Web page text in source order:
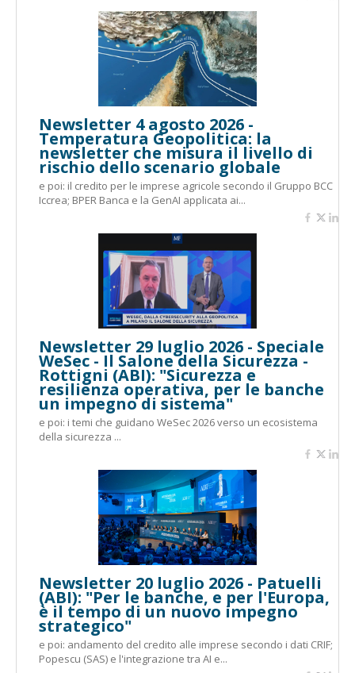
Newsletter 4 agosto 2026 -
Temperatura Geopolitica: la
newsletter che misura il livello di
rischio dello scenario globale
e poi: il credito per le imprese agricole secondo il Gruppo BCC
Iccrea; BPER Banca e la GenAI applicata ai...
Newsletter 29 luglio 2026 - Speciale
WeSec - Il Salone della Sicurezza -
Rottigni (ABI): "Sicurezza e
resilienza operativa, per le banche
un impegno di sistema"
e poi: i temi che guidano WeSec 2026 verso un ecosistema
della sicurezza ...
Newsletter 20 luglio 2026 - Patuelli
(ABI): "Per le banche, e per l'Europa,
è il tempo di un nuovo impegno
strategico"
e poi: andamento del credito alle imprese secondo i dati CRIF;
Popescu (SAS) e l'integrazione tra AI e...